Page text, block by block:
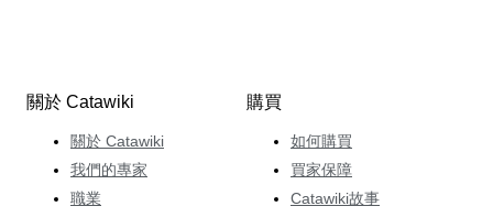
關於 Catawiki
關於 Catawiki
我們的專家
職業
購買
如何購買
買家保障
Catawiki故事